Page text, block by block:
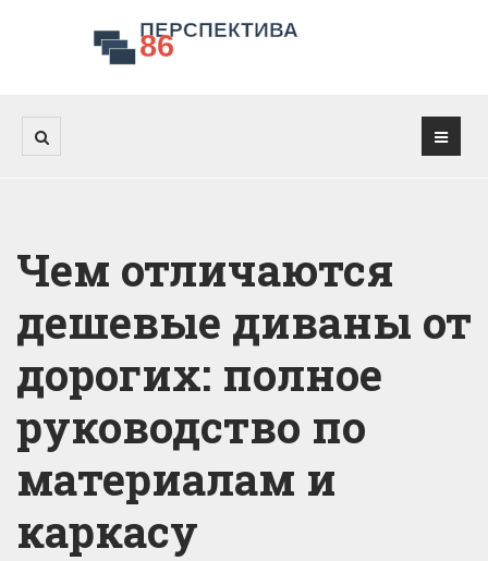
Чем отличаются
дешевые диваны от
дорогих: полное
руководство по
материалам и
каркасу